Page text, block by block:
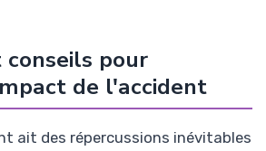
pour
de l'accident
ait des répercussions inévitables